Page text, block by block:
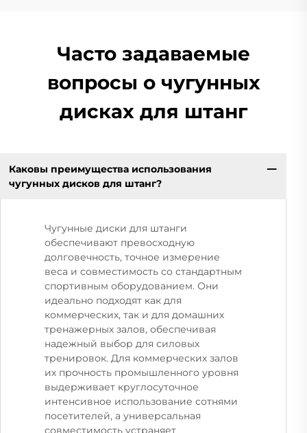
Часто задаваемые
вопросы о чугунных
дисках для штанг
Каковы преимущества использования
чугунных дисков для штанг?
Чугунные диски для штанги
обеспечивают превосходную
долговечность, точное измерение
веса и совместимость со стандартным
спортивным оборудованием. Они
идеально подходят как для
коммерческих, так и для домашних
тренажерных залов, обеспечивая
надежный выбор для силовых
тренировок. Для коммерческих залов
их прочность промышленного уровня
выдерживает круглосуточное
интенсивное использование сотнями
посетителей, а универсальная
совместимость устраняет